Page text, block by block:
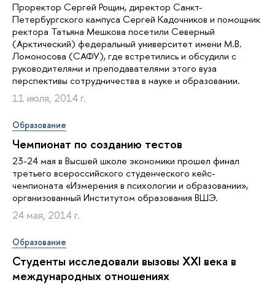
Проректор Сергей Рощин, директор Санкт-
Петербургского кампуса Сергей Кадочников и помощник
ректора Татьяна Мешкова посетили Северный
(Арктический) федеральный университет имени М.В.
Ломоносова (САФУ), где встретились и обсудили с
руководителями и преподавателями этого вуза
перспективы сотрудничества в науке и образовании.
11 июля, 2014 г.
Образование
Чемпионат по созданию тестов
23-24 мая в Высшей школе экономики прошел финал
третьего всероссийского студенческого кейс-
чемпионата «Измерения в психологии и образовании»,
организованный Институтом образования ВШЭ.
24 мая, 2014 г.
Образование
Студенты исследовали вызовы XXI века в
международных отношениях